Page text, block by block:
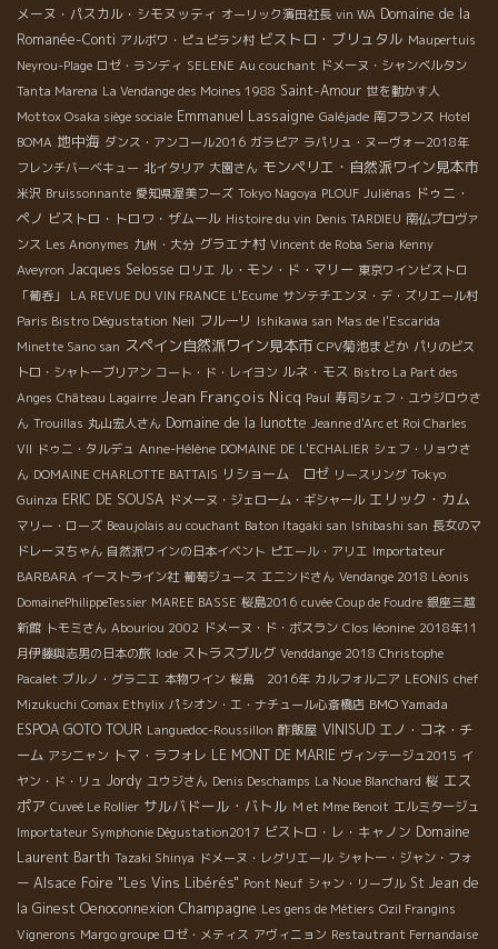
メーヌ・パスカル・シモヌッティ オーリック濱田社長 vin WA Domaine de la
Romanée-Conti アルボワ・ピュピラン村 ビストロ・ブリュタル Maupertuis
Neyrou-Plage ロゼ・ランディ SELENE Au couchant ドメーヌ・シャンベルタン
Tanta Marena La Vendange des Moines 1988 Saint-Amour 世を動かす人
Mottox Osaka siège sociale Emmanuel Lassaigne Galéjade 南フランス Hotel
BOMA 地中海 ダンス・アンコール2016 ガラピア ラパリュ・ヌーヴォー2018年
フレンチバーベキュー 北イタリア 大園さん モンペリエ・自然派ワイン見本市
米沢 Bruissonnante 愛知県渥美フーズ Tokyo Nagoya PLOUF Juliénas ドゥニ・
ペノ ビストロ・トロワ・ザムール Histoire du vin Denis TARDIEU 南仏プロヴァ
ンス Les Anonymes 九州・大分 グラエナ村 Vincent de Roba Seria Kenny
Aveyron Jacques Selosse ロリエ ル・モン・ド・マリー 東京ワインビストロ
「葡呑」
LA REVUE DU VIN FRANCE L'Ecume サンテチエンヌ・デ・ズリエール村
Paris Bistro Dégustation Neil フルーリ Ishikawa san Mas de l'Escarida
Minette Sano san スペイン自然派ワイン見本市 CPV菊池まどか パリのビス
トロ・シャトーブリアン コート・ド・レイヨン ルネ・モス Bistro La Part des
Anges Château Lagairre Jean François Nicq Paul 寿司シェフ・ユウジロウさ
ん Trouillas 丸山宏人さん Domaine de la lunotte Jeanne d'Arc et Roi Charles
VII ドゥニ・タルデュ Anne-Hélène DOMAINE DE L'ECHALIER シェフ・リョウさ
ん DOMAINE CHARLOTTE BATTAIS リショーム ロゼ リースリング Tokyo
Guinza ERIC DE SOUSA ドメーヌ・ジェローム・ギシャール エリック・カム
マリー・ローズ Beaujolais au couchant Baton Itagaki san Ishibashi san 長女のマ
ドレーヌちゃん 自然派ワインの日本イベント ピエール・アリエ Importateur
BARBARA イーストライン社 葡萄ジュース エニンドさん Vendange 2018 Léonis
DomainePhilippeTessier MAREE BASSE 桜島2016 cuvée Coup de Foudre 銀座三越
新館 トモミさん Abouriou 2002 ドメーヌ・ド・ボスラン Clos léonine 2018年11
月伊藤與志男の日本の旅 Iode ストラスブルグ Venddange 2018 Christophe
Pacalet ブルノ・グラニエ 本物ワイン 桜島 2016年 カルフォルニア LEONIS chef
Mizukuchi Comax Ethylix パシオン・エ・ナチュール心斎橋店 BMO Yamada
ESPOA GOTO TOUR Languedoc-Roussillon 酢飯屋 VINISUD エノ・コネ・チ
ーム アシニャン トマ・ラフォレ LE MONT DE MARIE ヴィンテージュ2015 イ
ヤン・ド・リュ Jordy ユウジさん Denis Deschamps La Noue Blanchard 桜 エス
ポア Cuveé Le Rollier サルバドール・バトル M et Mme Benoit エルミタージュ
Importateur Symphonie Dégustation2017 ビストロ・レ・キャノン Domaine
Laurent Barth Tazaki Shinya ドメーヌ・レグリエール シャトー・ジャン・フォ
ー Alsace Foire "Les Vins Libérés" Pont Neuf シャン・リーブル St Jean de
la Ginest Oenoconnexion Champagne Les gens de Métiers Ozil Frangins
Vignerons Margo groupe ロゼ・メティス アヴィニョン Restautrant Fernandaise